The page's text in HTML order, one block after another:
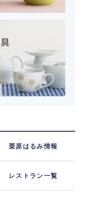
栗原はるみ情報
レストラン一覧